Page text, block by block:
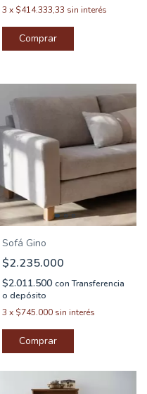
3 x $414.333,33 sin interés
Comprar
Sofá Gino
$2.235.000
$2.011.500 con Transferencia
o depósito
3 x $745.000 sin interés
Comprar